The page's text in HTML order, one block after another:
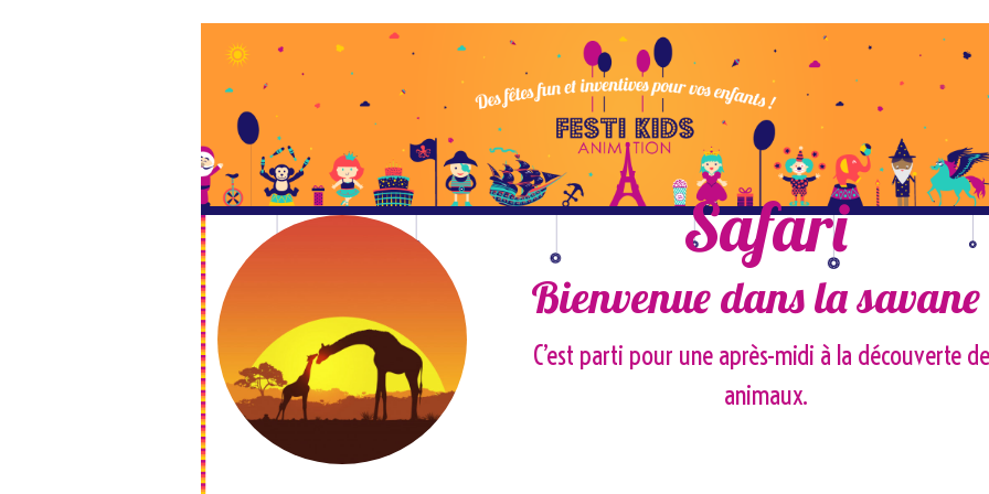
Safari
Bienvenue dans la
C’est parti pour une après-midi à la découverte
animaux.